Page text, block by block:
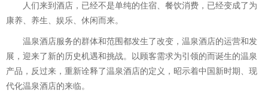
人们来到酒店，已经不是单纯的住宿、餐饮消费，已经变成了为
康养、养生、娱乐、休闲而来。
温泉酒店服务的群体和范围都发生了改变，温泉酒店的运营和发
展，迎来了新的历史机遇和挑战。以顾客需求为引领的而诞生的温泉
产品，反过来，重新诠释了温泉酒店的定义，昭示着中国新时期、现
代化温泉酒店的来临。